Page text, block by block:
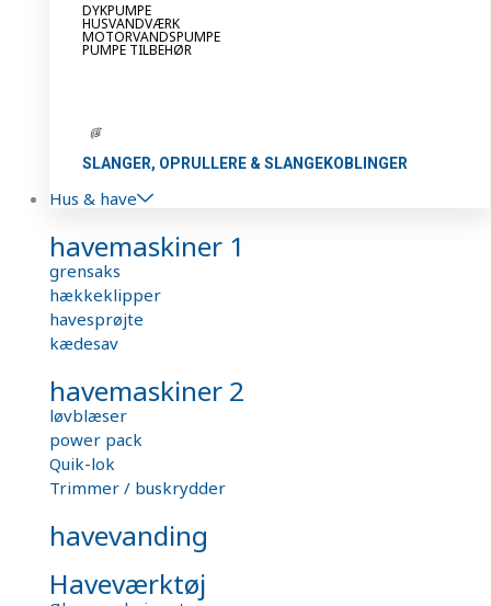
DYKPUMPE
HUSVANDVÆRK
MOTORVANDSPUMPE
PUMPE TILBEHØR
SLANGER, OPRULLERE & SLANGEKOBLINGER
Hus & have
havemaskiner 1
grensaks
hækkeklipper
havesprøjte
kædesav
havemaskiner 2
løvblæser
power pack
Quik-lok
Trimmer / buskrydder
havevanding
Haveværktøj